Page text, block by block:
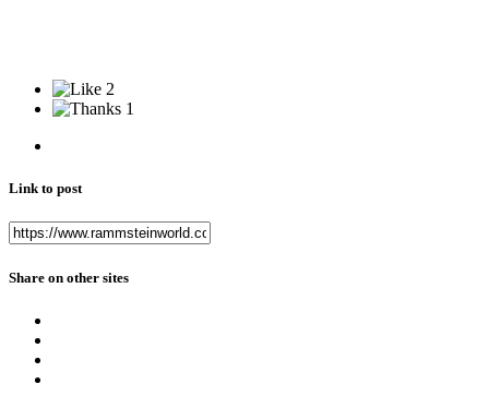
2
1
Link to post
Share on other sites